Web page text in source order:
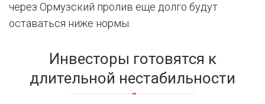
через Ормузский пролив еще долго будут
оставаться ниже нормы.
Инвесторы готовятся к
длительной нестабильности